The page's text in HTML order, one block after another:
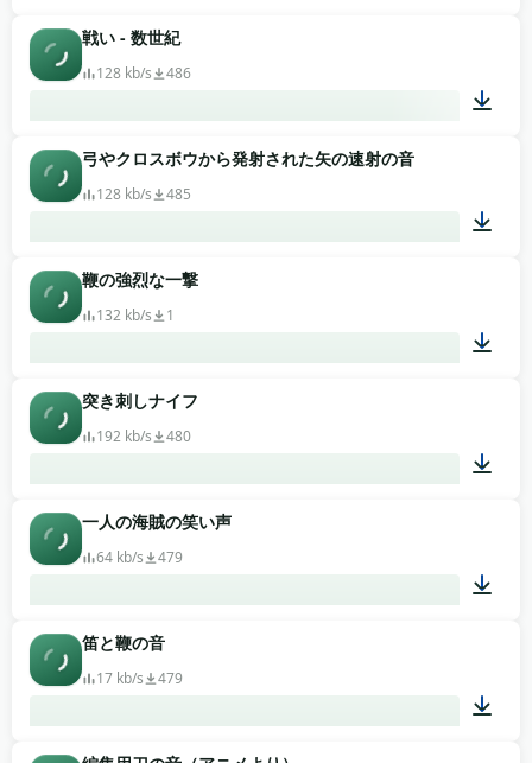
戦い - 数世紀
128 kb/s 486
弓やクロスボウから発射された矢の速射の音
128 kb/s 485
鞭の強烈な一撃
132 kb/s 1
突き刺しナイフ
192 kb/s 480
一人の海賊の笑い声
64 kb/s 479
笛と鞭の音
17 kb/s 479